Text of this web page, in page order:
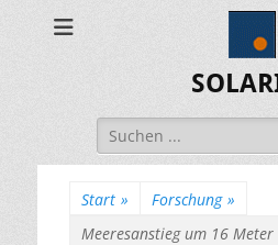
Suchen
nach:
Start » Forschung »
Meeresanstieg um 16 Meter